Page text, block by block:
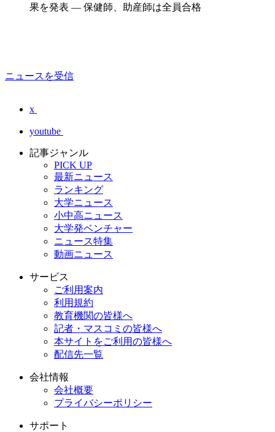
果を発表 — 保健師、助産師は全員合格
ニュースを受信
x
youtube
記事ジャンル
PICK UP
最新ニュース
ランキング
大学ニュース
小中高ニュース
大学発ベンチャー
ニュース特集
動画ニュース
サービス
ご利用案内
利用規約
教育機関の皆様へ
記者・マスコミの皆様へ
本サイトをご利用の皆様へ
配信先一覧
会社情報
会社概要
プライバシーポリシー
サポート